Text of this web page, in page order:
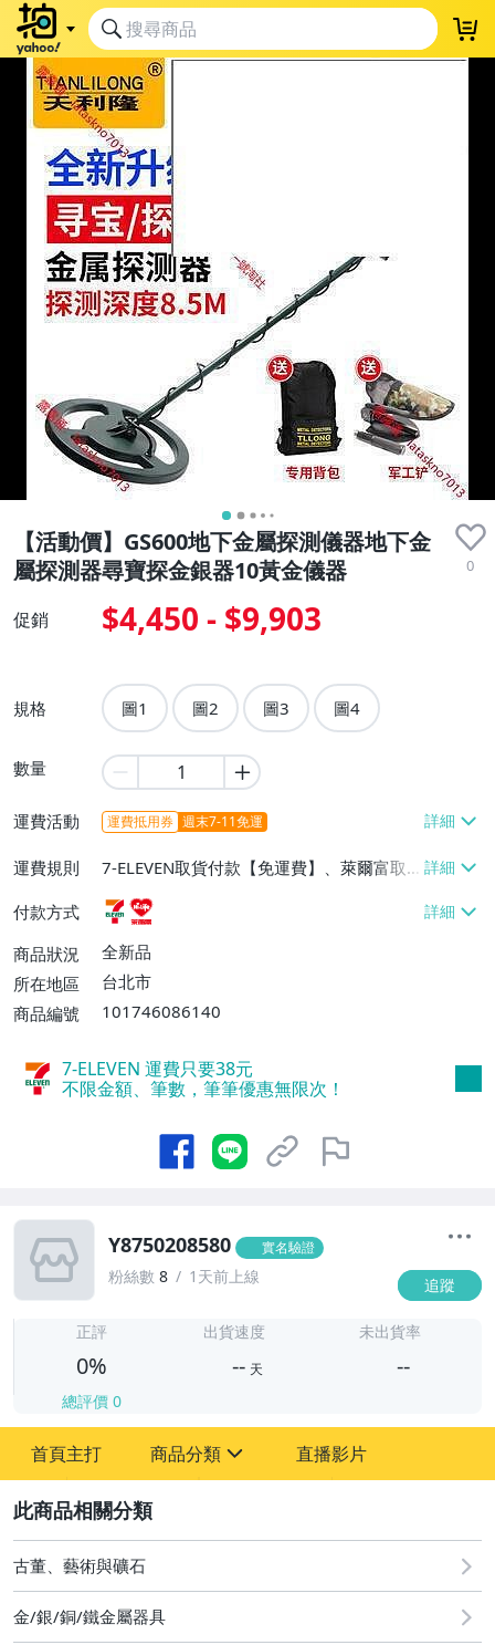
【活動價】GS600地下金屬探測儀器地下金
屬探測器尋寶探金銀器10黃金儀器
0
促銷 $4,450 - $9,903
規格 圖1 圖2 圖3 圖4
數量
運費活動 運費抵用券 週末7-11免運
運費規則
7-ELEVEN取貨付款【免運費】、萊爾富取
貨付款【免運費】
付款方式
商品狀況
全新品
所在地區
台北市
商品編號
101746086140
7-ELEVEN 運費只要38元
不限金額、筆數，筆筆優惠無限次！
Y8750208580 實名驗證
粉絲數 8 1天前上線 追蹤
正評
0%
總評價 0
出貨速度
-- 天
未出貨率
--
首頁主打 商品分類
圖書/影音/文具
古董、藝術與礦石
直播影片
古董、藝術與礦石
金/銀/銅/鐵金屬器具